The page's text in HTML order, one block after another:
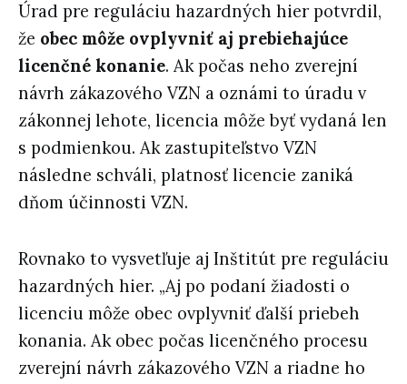
Úrad pre reguláciu hazardných hier potvrdil,
že obec môže ovplyvniť aj prebiehajúce
licenčné konanie. Ak počas neho zverejní
návrh zákazového VZN a oznámi to úradu v
zákonnej lehote, licencia môže byť vydaná len
s podmienkou. Ak zastupiteľstvo VZN
následne schváli, platnosť licencie zaniká
dňom účinnosti VZN.
Rovnako to vysvetľuje aj Inštitút pre reguláciu
hazardných hier. „Aj po podaní žiadosti o
licenciu môže obec ovplyvniť ďalší priebeh
konania. Ak obec počas licenčného procesu
zverejní návrh zákazového VZN a riadne ho